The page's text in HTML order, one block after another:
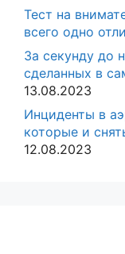
Тест на
всего одно
За секунду до
сделанных в
13.08.2023
Инциденты в
которые и
12.08.2023